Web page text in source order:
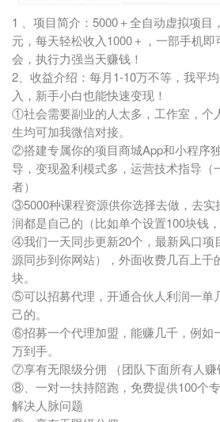
1 、项目简介：5000＋全自动虚拟项目
元，每天轻松收入1000＋，一部手机
会，执行力强当天赚钱！
2、收益介绍：每月1-10万不等，我平
入，新手小白也能快速变现！
①社会需要副业的人太多，工作室，个
生均可加我微信对接。
②搭建专属你的项目商城App和小程序
导，变现盈利模式多，运营技术指导（
者）
③5000种课程资源供你选择去做，去实
润都是自己的（比如单个设置100块钱
④我们一天同步更新20个，最新风口项
源同步到你网站），外面收费几百上千
块。
⑤可以招募代理，开通合伙人利润一单
己的。
⑥招募一个代理加盟，能赚几千，例如
万到手。
⑦享有无限级分佣 （团队下面所有人赚
⑧、一对一扶持陪跑，免费提供100个
解决人脉问题